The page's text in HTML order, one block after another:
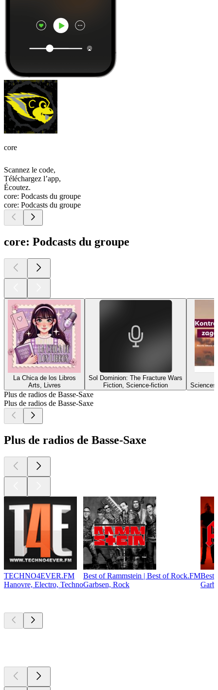
core
Scannez le code,
Téléchargez l’app,
Écoutez.
core: Podcasts du groupe
core: Podcasts du groupe
core: Podcasts du groupe
La Chica de los Libros
Arts, Livres
Sol Dominion: The Fracture Wars
Fiction, Science-fiction
Plus de radios de Basse-Saxe
Plus de radios de Basse-Saxe
Plus de radios de Basse-Saxe
TECHNO4EVER.FM
Hanovre, Electro, Techno
Best of Rammstein | Best of Rock.FM
Garbsen, Rock
Best